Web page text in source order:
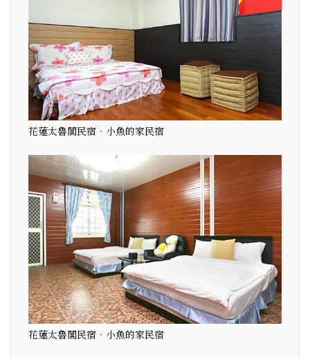
花蓮太魯閣民宿‧小魚的家民宿
花蓮太魯閣民宿‧小魚的家民宿